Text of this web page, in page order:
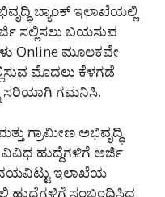
ಬ್ಯಾಂಕ್ ಇಲಾಖೆಯಲ್ಲಿ
ಸಲ್ಲಿಸಲು ಬಯಸುವ
Online ಮೂಲಕವೇ
ಮೊದಲು ಕೆಳಗಡೆ
ಸರಿಯಾಗಿ ಗಮನಿಸಿ.
ಗ್ರಾಮೀಣ ಅಭಿವೃದ್ಧಿ
ಹುದ್ದೆಗಳಿಗೆ ಅರ್ಜಿ
ದಯವಿಟ್ಟು ಇಲಾಖೆಯ
ಹುದ್ದೆಗಳಿಗೆ ಸಂಬಂಧಿಸಿದ